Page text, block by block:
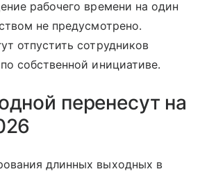
рабочего времени на один
не предусмотрено.
отпустить сотрудников
собственной инициативе.
перенесут на
длинных выходных в